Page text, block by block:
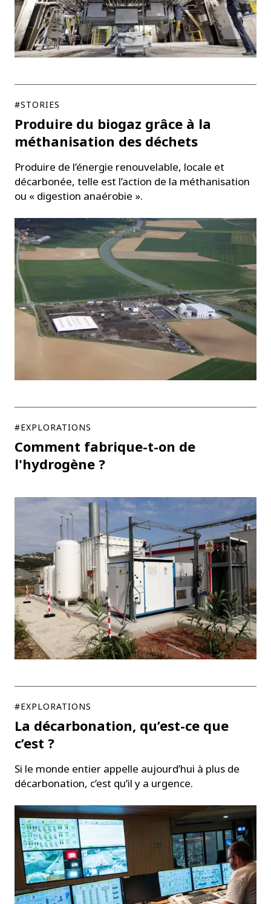
#STORIES
Produire du biogaz grâce à la
méthanisation des déchets
Produire de l’énergie renouvelable, locale et
décarbonée, telle est l’action de la méthanisation
ou « digestion anaérobie ».
#EXPLORATIONS
Comment fabrique-t-on de
l'hydrogène ?
#EXPLORATIONS
La décarbonation, qu’est-ce que
c’est ?
Si le monde entier appelle aujourd’hui à plus de
décarbonation, c’est qu’il y a urgence.